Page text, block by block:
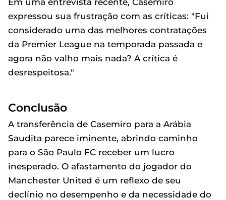
Em uma entrevista recente, Casemiro
expressou sua frustração com as críticas: "Fui
considerado uma das melhores contratações
da Premier League na temporada passada e
agora não valho mais nada? A crítica é
desrespeitosa."
Conclusão
A transferência de Casemiro para a Arábia
Saudita parece iminente, abrindo caminho
para o São Paulo FC receber um lucro
inesperado. O afastamento do jogador do
Manchester United é um reflexo de seu
declínio no desempenho e da necessidade do